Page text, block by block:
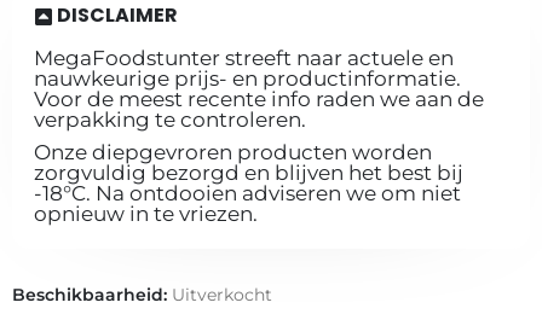
DISCLAIMER
MegaFoodstunter streeft naar actuele en
nauwkeurige prijs- en productinformatie.
Voor de meest recente info raden we aan de
verpakking te controleren.
Onze diepgevroren producten worden
zorgvuldig bezorgd en blijven het best bij
-18°C. Na ontdooien adviseren we om niet
opnieuw in te vriezen.
Beschikbaarheid: Uitverkocht